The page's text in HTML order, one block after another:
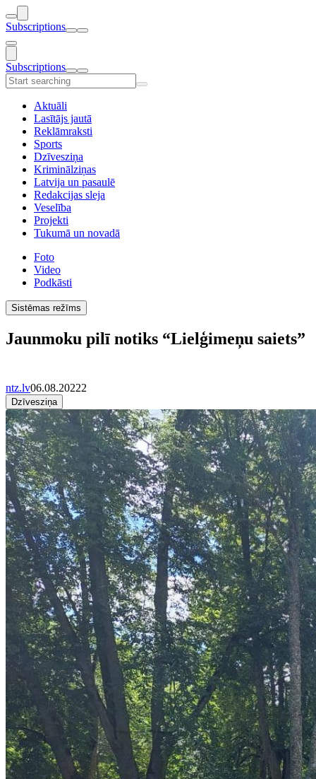
Subscriptions
Subscriptions
Aktuāli
Lasītājs jautā
Reklāmraksti
Sports
Dzīvesziņa
Kriminālziņas
Latvija un pasaulē
Redakcijas sleja
Veselība
Projekti
Tukumā un novadā
Foto
Video
Podkāsti
Sistēmas režīms
Jaunmoku pilī notiks “Lielģimeņu saiets”
ntz.lv06.08.20222
Dzīvesziņa